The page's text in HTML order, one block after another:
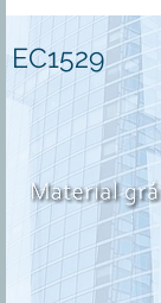
EC1529